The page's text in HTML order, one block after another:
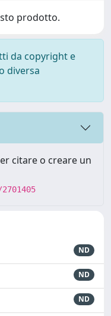
prodotto.
da copyright e
diversa
citare o creare un
ND
ND
ND